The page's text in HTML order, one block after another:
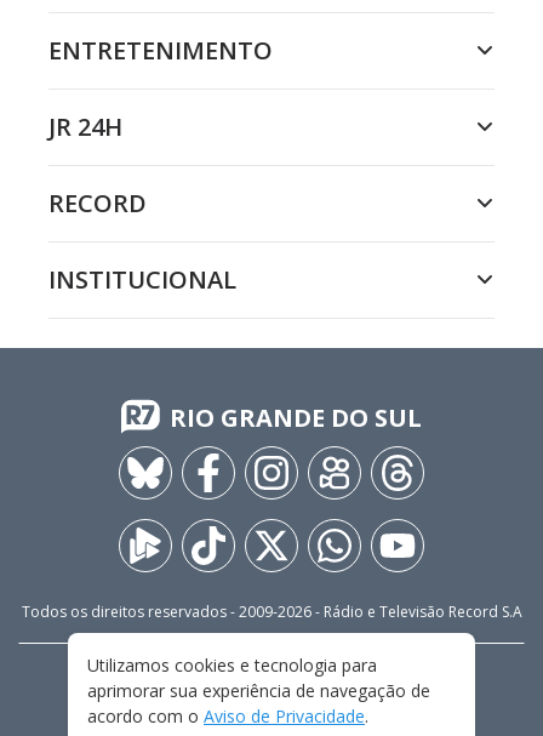
ENTRETENIMENTO
JR 24H
RECORD
INSTITUCIONAL
RIO GRANDE DO SUL
Todos os direitos reservados - 2009-2026- Rádio e Televisão Record S.A
FALE CONOSCO
PRIVACIDADE
TERMOS E CONDIÇÕES DE USO
Utilizamos cookies e tecnologia para
aprimorar sua experiência de navegação de
acordo com o Aviso de Privacidade.